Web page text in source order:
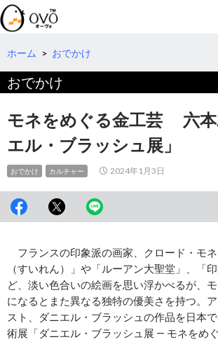
検
索
コ
テ
ツ
へ
ホーム > おでかけ
おでかけ
モネをめぐる金工芸 六本
エル・ブラッシュ展」
おでかけ カルチャー 2024年1月3日
フランスの印象派の画家、クロード・モ
（すいれん）」や「ルーアン大聖堂」、「
ど、淡い色合いの絵画を思い浮かべるが、
になるとまた異なる独特の優美さを持つ。
スト、ダニエル・ブラッシュの作品を日本
術展「ダニエル・ブラッシュ展 ― モネをめ